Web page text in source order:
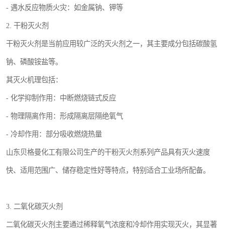
- 遇水反应物质火灾：如金属钠、钾等
2. 干粉灭火剂
干粉灭火剂是当前应用较广泛的灭火剂之一，其主要成分包括碳酸氢
钠、磷酸铵盐等。
其灭火机理包括：
- 化学抑制作用：中断燃烧链式反应
- 物理隔离作用：形成隔离层隔绝氧气
- 冷却作用：部分吸收燃烧热量
山东贝格曼化工有限公司生产的干粉灭火剂系列产品具有灭火速度
快、适用范围广、储存稳定性好等特点，特别适合工业场所配备。
3. 二氧化碳灭火剂
二氧化碳灭火剂主要通过稀释氧气浓度和冷却作用实现灭火，其显著